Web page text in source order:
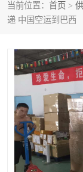
当前位置： 首页 >
递 中国空运到巴西
联邦快递
俄罗斯快递
深圳DHL国际
UPS国际快递
深圳国际物流